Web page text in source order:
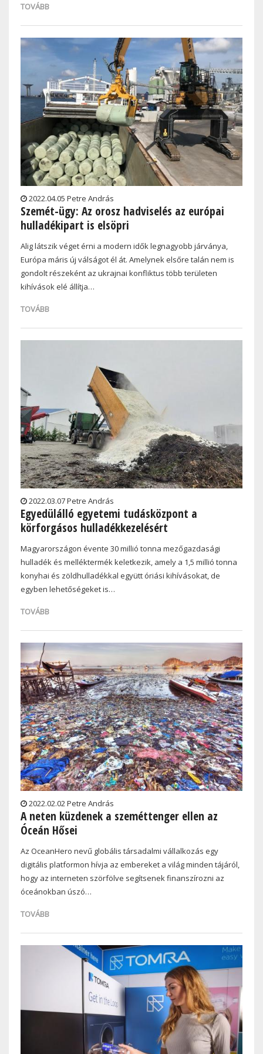
TOVÁBB
2022.04.05 Petre András
Szemét-ügy: Az orosz hadviselés az európai
hulladékipart is elsöpri
Alig látszik véget érni a modern idők legnagyobb járványa,
Európa máris új válságot él át. Amelynek elsőre talán nem is
gondolt részeként az ukrajnai konfliktus több területen
kihívások elé állítja…
TOVÁBB
2022.03.07 Petre András
Egyedülálló egyetemi tudásközpont a
körforgásos hulladékkezelésért
Magyarországon évente 30 millió tonna mezőgazdasági
hulladék és melléktermék keletkezik, amely a 1,5 millió tonna
konyhai és zöldhulladékkal együtt óriási kihívásokat, de
egyben lehetőségeket is…
TOVÁBB
2022.02.02 Petre András
A neten küzdenek a szeméttenger ellen az
Óceán Hősei
Az OceanHero nevű globális társadalmi vállalkozás egy
digitális platformon hívja az embereket a világ minden tájáról,
hogy az interneten szörfölve segítsenek finanszírozni az
óceánokban úszó…
TOVÁBB